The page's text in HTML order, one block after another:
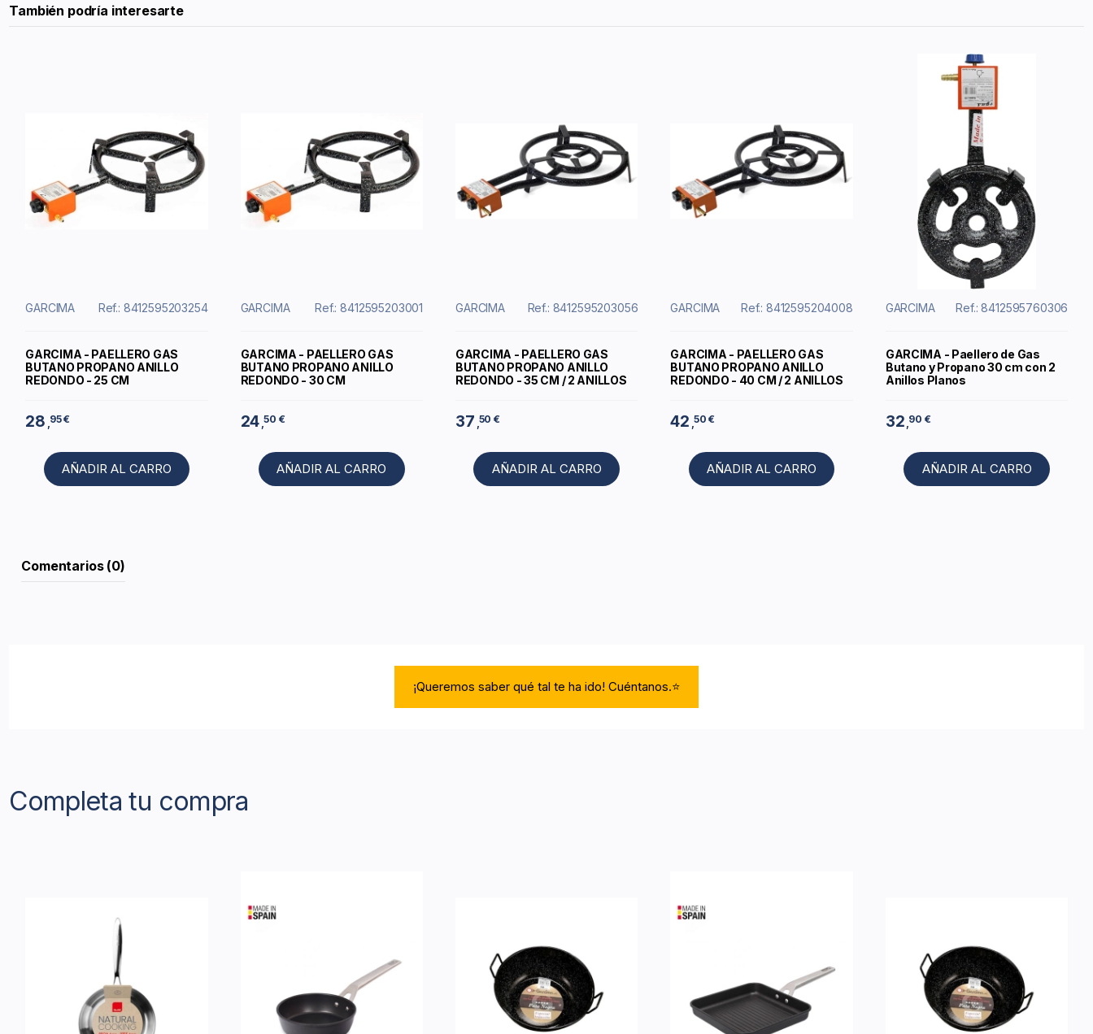
También podría interesarte
GARCIMA Ref.: 8412595203254
GARCIMA - PAELLERO GAS
BUTANO PROPANO ANILLO
REDONDO - 25 CM
28 95 €
AÑADIR AL CARRO
GARCIMA Ref.: 8412595203001
GARCIMA - PAELLERO GAS
BUTANO PROPANO ANILLO
REDONDO - 30 CM
24 ,50 €
AÑADIR AL CARRO
GARCIMA Ref.: 8412595203056
GARCIMA - PAELLERO GAS
BUTANO PROPANO ANILLO
REDONDO - 35 CM / 2 ANILLOS
37 ,50 €
AÑADIR AL CARRO
GARCIMA Ref.: 8412595204008
GARCIMA - PAELLERO GAS
BUTANO PROPANO ANILLO
REDONDO - 40 CM / 2 ANILLOS
42 ,50 €
AÑADIR AL CARRO
GARCIMA Ref.: 8412595760306
GARCIMA - Paellero de Gas
Butano y Propano 30 cm con 2
Anillos Planos
32 ,90 €
AÑADIR AL CARRO
Comentarios (0)
¡Queremos saber qué tal te ha ido! Cuéntanos.⭐
Completa tu compra